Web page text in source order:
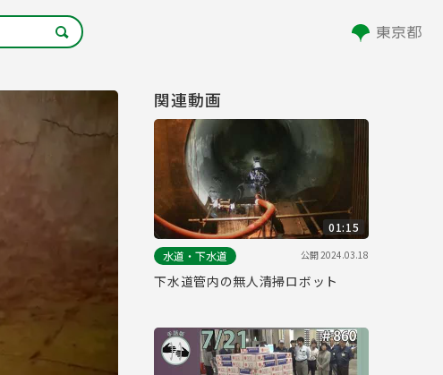
関連動画
01:15
水道・下水道
公開2024.03.18
下水道管内の無人清掃ロボット